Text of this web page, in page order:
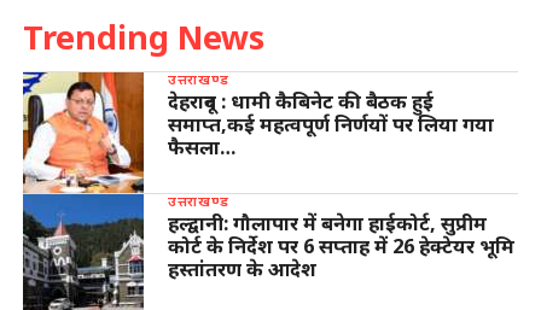
Trending News
उत्तराखण्ड
देहरादून : धामी कैबिनेट की बैठक हुई
समाप्त,कई महत्वपूर्ण निर्णयों पर लिया गया
फैसला…
उत्तराखण्ड
हल्द्वानी: गौलापार में बनेगा हाईकोर्ट, सुप्रीम
कोर्ट के निर्देश पर 6 सप्ताह में 26 हेक्टेयर भूमि
हस्तांतरण के आदेश